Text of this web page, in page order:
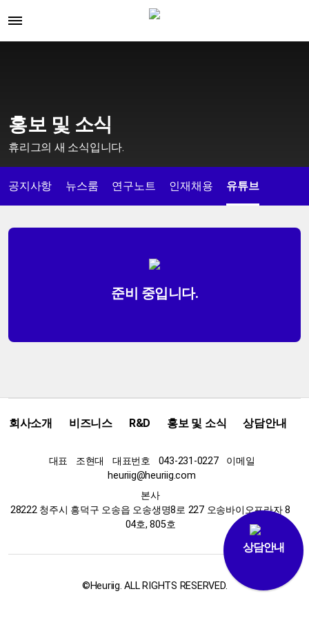
홍보 및 소식
휴리그의 새 소식입니다.
공지사항 뉴스룸 연구노트 인재채용 유튜브
준비 중입니다.
회사소개 비즈니스 R&D 홍보 및 소식 상담안내
대표 조현대 대표번호 043-231-0227
이메일
heuriig@heuriig.com
본사
28222 청주시 흥덕구 오송읍 오송생명8로 227 오송바이오프라자 8
04호, 805호
©Heuriig. ALL RIGHTS RESERVED.
상담안내